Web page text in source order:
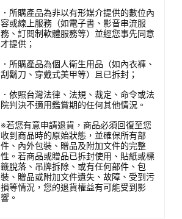
．所購產品為非以有形媒介提供的數位內
容或線上服務（如電子書、影音串流服
務、訂閱制軟體服務等）並經您事先同意
才提供；
．所購產品為個人衛生用品（如內衣褲、
刮鬍刀、穿戴式美甲等）且已拆封；
．依照台灣法律、法規、裁定、命令或法
院判決不適用鑑賞期的任何其他情況。
※若您有意申請退貨，商品必須回復至您
收到商品時的原始狀態，並確保所有部
件、內外包裝、贈品及附加文件的完整
性。若商品或贈品已拆封使用、貼紙或標
籤脫落、吊牌拆除、或有任何部件、包
裝、贈品或附加文件遺失、故障、受到污
損等情況，您的退貨權益有可能受到影
響。